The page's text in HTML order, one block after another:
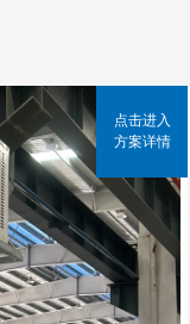
点击进入
方案详情